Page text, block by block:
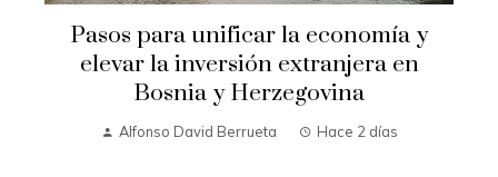
Pasos para unificar la economía y
elevar la inversión extranjera en
Bosnia y Herzegovina
Alfonso David Berrueta Hace 2 días